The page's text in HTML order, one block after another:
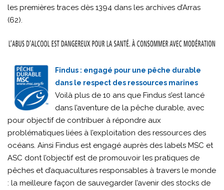
les premières traces dès 1394 dans les archives d’Arras
(62).
Findus : engagé pour une pêche durable
dans le respect des ressources marines
Voilà plus de 10 ans que Findus s’est lancé
dans l’aventure de la pêche durable, avec
pour objectif de contribuer à répondre aux
problématiques liées à l’exploitation des ressources des
océans. Ainsi Findus est engagé auprès des labels MSC et
ASC dont l’objectif est de promouvoir les pratiques de
pêches et d’aquacultures responsables à travers le monde
: la meilleure façon de sauvegarder l’avenir des stocks de